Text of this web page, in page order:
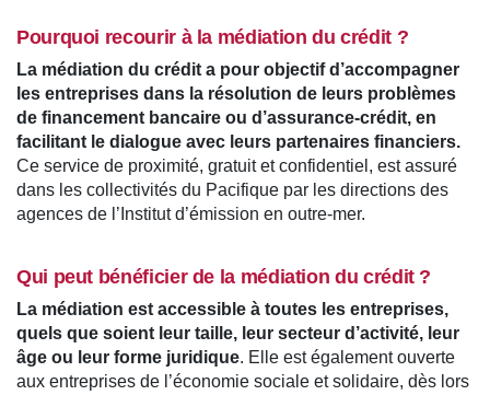
Pourquoi recourir à la médiation du crédit ?
La médiation du crédit a pour objectif d’accompagner
les entreprises dans la résolution de leurs problèmes
de financement bancaire ou d’assurance-crédit, en
facilitant le dialogue avec leurs partenaires financiers.
Ce service de proximité, gratuit et confidentiel, est assuré
dans les collectivités du Pacifique par les directions des
agences de l’Institut d’émission en outre-mer.
Qui peut bénéficier de la médiation du crédit ?
La médiation est accessible à toutes les entreprises,
quels que soient leur taille, leur secteur d’activité, leur
âge ou leur forme juridique. Elle est également ouverte
aux entreprises de l’économie sociale et solidaire, dès lors